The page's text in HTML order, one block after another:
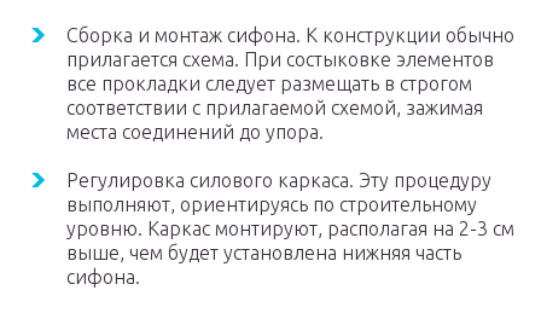
Сборка и монтаж сифона. К конструкции обычно
прилагается схема. При состыковке элементов
все прокладки следует размещать в строгом
соответствии с прилагаемой схемой, зажимая
места соединений до упора.
Регулировка силового каркаса. Эту процедуру
выполняют, ориентируясь по строительному
уровню. Каркас монтируют, располагая на 2-3 см
выше, чем будет установлена нижняя часть
сифона.